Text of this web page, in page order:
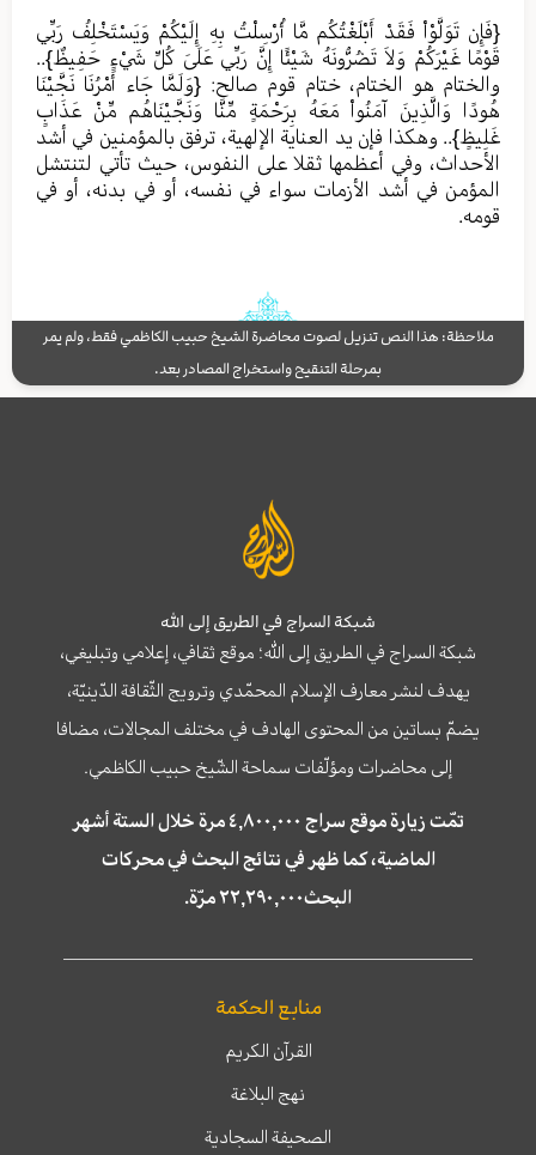
{فَإِن تَوَلَّوْاْ فَقَدْ أَبْلَغْتُكُم مَّا أُرْسِلْتُ بِهِ إِلَيْكُمْ وَيَسْتَخْلِفُ رَبِّي
قَوْمًا غَيْرَكُمْ وَلاَ تَضُرُّونَهُ شَيْئًا إِنَّ رَبِّي عَلَىَ كُلِّ شَيْءٍ حَفِيظٌ}..
والختام هو الختام، ختام قوم صالح: {وَلَمَّا جَاء أَمْرُنَا نَجَّيْنَا
هُودًا وَالَّذِينَ آمَنُواْ مَعَهُ بِرَحْمَةٍ مِّنَّا وَنَجَّيْنَاهُم مِّنْ عَذَابٍ
غَلِيظٍ}.. وهكذا فإن يد العناية الإلهية، ترفق بالمؤمنين في أشد
الأحداث، وفي أعظمها ثقلا على النفوس، حيث تأتي لتنتشل
المؤمن في أشد الأزمات سواء في نفسه، أو في بدنه، أو في
قومه.
ملاحظة: هذا النص تنزيل لصوت محاضرة الشيخ حبيب الكاظمي فقط، ولم يمر
بمرحلة التنقيح واستخراج المصادر بعد.
شبكة السراج في الطريق إلى الله
شبكة السراج في الطريق إلى الله؛ موقع ثقافي، إعلامي وتبليغي،
يهدف لنشر معارف الإسلام المحمّدي وترويج الثّقافة الدّينيّة،
يضمّ بساتين من المحتوى الهادف في مختلف المجالات، مضافا
إلى محاضرات ومؤلّفات سماحة الشّيخ حبيب الكاظمي.
تمّت زيارة موقع سراج ٤,٨٠٠,٠٠٠ مرة خلال الستة أشهر
الماضية، كما ظهر في نتائج البحث في محركات
البحث٢٢,٢٩٠,٠٠٠ مرّة.
منابع الحكمة
القرآن الكريم
نهج البلاغة
الصحيفة السجادية